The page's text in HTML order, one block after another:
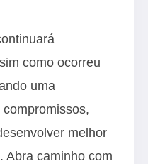
como ocorreu
uma
melhor
Abra caminho com